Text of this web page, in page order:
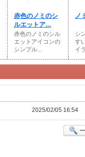
赤色のノミのシ
ルエットア...
赤色のノミのシル
エットアイコンの
シンプル...
ノ
シ
す
イ
2025/02/05 16:54